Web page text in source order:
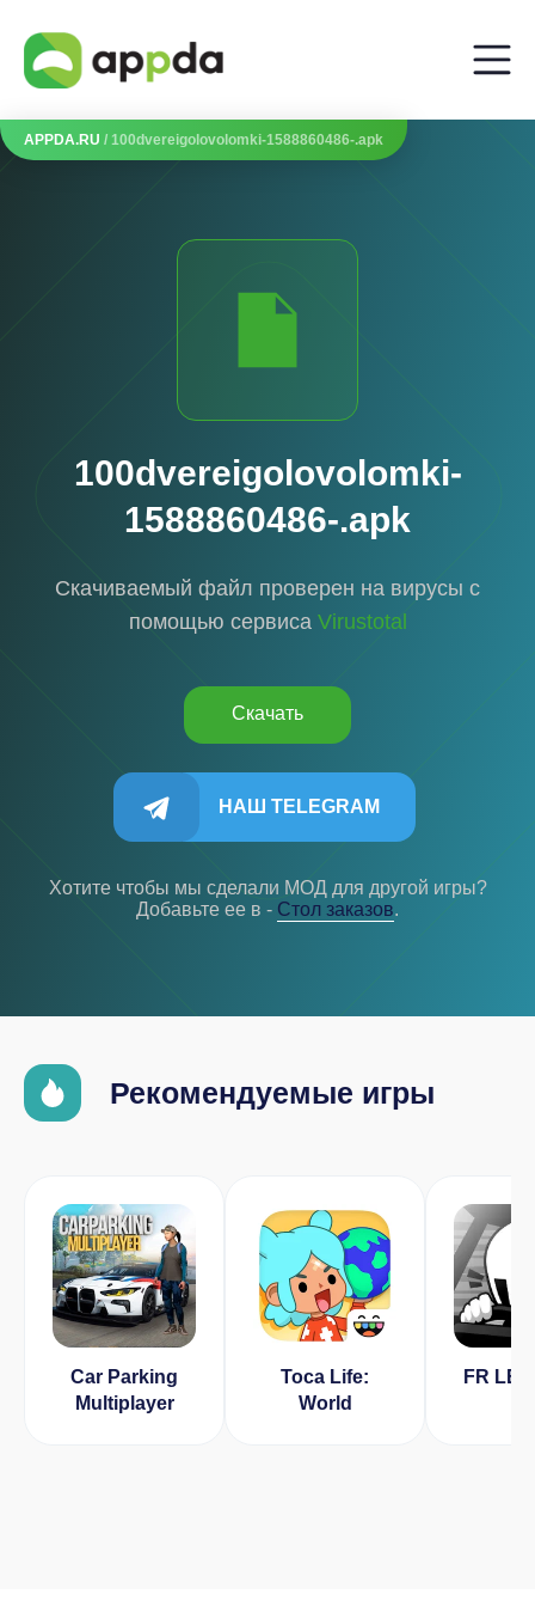
APPDA.RU / 100dvereigolovolomki-1588860486-.apk
100dvereigolovolomki-
1588860486-.apk
Скачиваемый файл проверен на вирусы с
помощью сервиса Virustotal
Скачать
НАШ TELEGRAM
Хотите чтобы мы сделали МОД для другой игры?
Добавьте ее в - Cтол заказов.
Рекомендуемые игры
Car Parking
Multiplayer
Toca Life:
World
FR